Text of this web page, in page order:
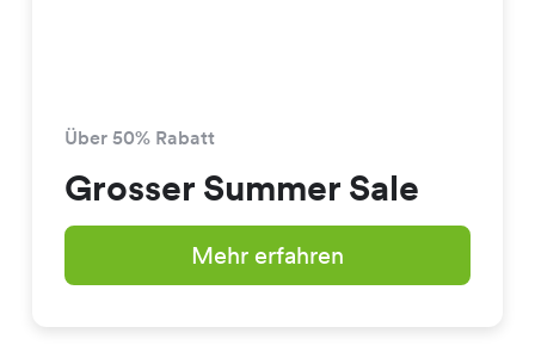
Über 50% Rabatt
Grosser Summer Sale
Mehr erfahren